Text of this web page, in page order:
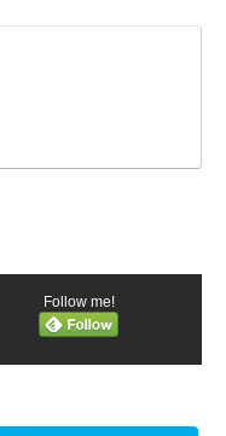
Follow me!